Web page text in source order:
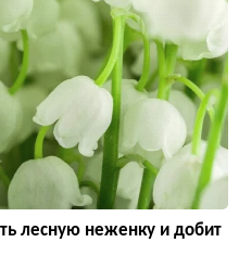
лесную неженку и добит